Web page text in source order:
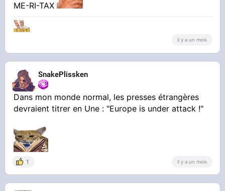
ME-RI-TAX
il y a un mois
SnakePlissken
Dans mon monde normal, les presses étrangères
devraient titrer en Une : "Europe is under attack !"
1 il y a un mois